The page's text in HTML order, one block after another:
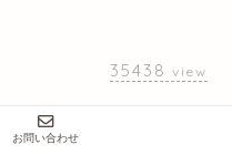
35438 view
お問い合わせ